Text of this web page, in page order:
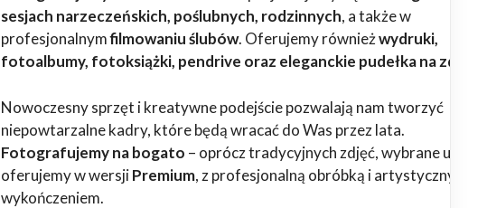
sesjach narzeczeńskich, poślubnych, rodzinnych, a także w
profesjonalnymfilmowaniu ślubów. Oferujemy równieżwydruki,
fotoalbumy, fotoksiążki, pendrive oraz eleganckie pudełka na
Nowoczesny sprzęt i kreatywne podejście pozwalają nam tworzyć
niepowtarzalne kadry, które będą wracać do Was przez lata.
Fotografujemy na bogato – oprócz tradycyjnych zdjęć, wybrane usługi
oferujemy w wersjiPremium, z profesjonalną obróbką i artystycznym
wykończeniem.